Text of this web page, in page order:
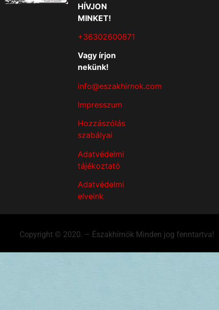
HÍVJON
MINKET!
+36302600871
Vagy írjon
nekünk!
info@eszakhirnok.com
Impresszum
Hozzászólás
szabályai
Adatvédelmi
tájékoztató
Adatvédelmi
elveink
Copyright © 2020. – Északhírnök Minden jog fenntartva!